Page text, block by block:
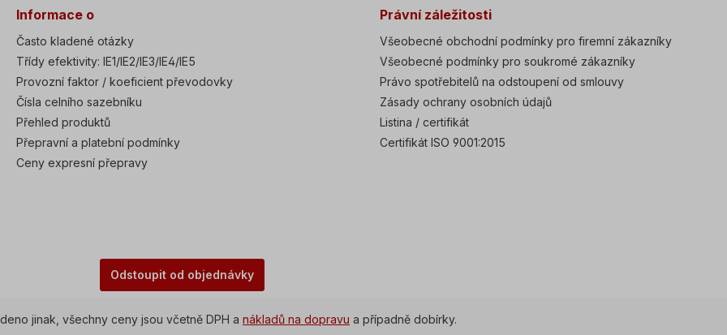
Informace o
Často kladené otázky
Třídy efektivity: IE1/IE2/IE3/IE4/IE5
Provozní faktor / koeficient převodovky
Čísla celního sazebníku
Přehled produktů
Přepravní a platební podmínky
Ceny expresní přepravy
Právní záležitosti
Všeobecné obchodní podmínky pro firemní zákazníky
Všeobecné podmínky pro soukromé zákazníky
Právo spotřebitelů na odstoupení od smlouvy
Zásady ochrany osobních údajů
Listina / certifikát
Certifikát ISO 9001:2015
Odstoupit od objednávky
jinak, všechny ceny jsou včetně DPH a nákladů na dopravu a případně dobírky.